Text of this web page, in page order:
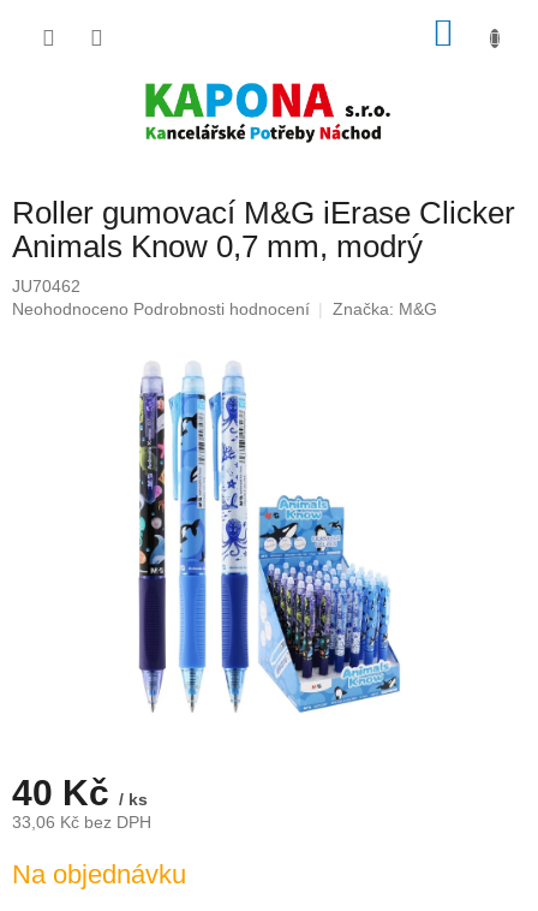
Roller gumovací M&G iErase Clicker
Animals Know 0,7 mm, modrý
JU70462
Průměrné
Neohodnoceno Podrobnosti hodnocení Značka: M&G
40 Kč / ks
33,06 Kč bez DPH
cena:
Na objednávku